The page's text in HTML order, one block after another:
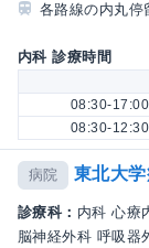
各路線の内丸停
内科 診療時間
08:30-17:00
08:30-12:30
病院 東北大
診療科： 内科 心療
脳神経外科 呼吸器